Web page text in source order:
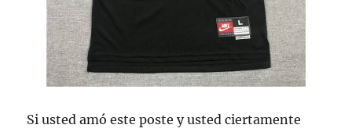
Si usted amó este poste y usted ciertamente